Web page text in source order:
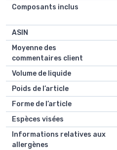
Composants inclus
ASIN
Moyenne des
commentaires client
Volume de liquide
Poids de l’article
Forme de l’article
Espèces visées
Informations relatives aux
allergènes